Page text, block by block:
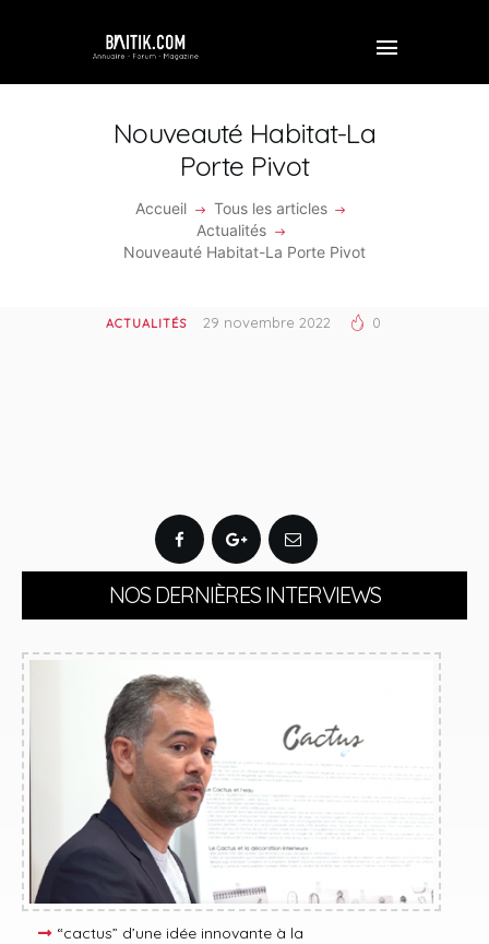
Nouveauté Habitat-La
Porte Pivot
Accueil
Tous les articles
Actualités
Nouveauté Habitat-La Porte Pivot
PROFESSIONNEL
ACTUALITÉS 29 novembre 2022 0
NOS DERNIÈRES INTERVIEWS
“cactus” d’une idée innovante à la